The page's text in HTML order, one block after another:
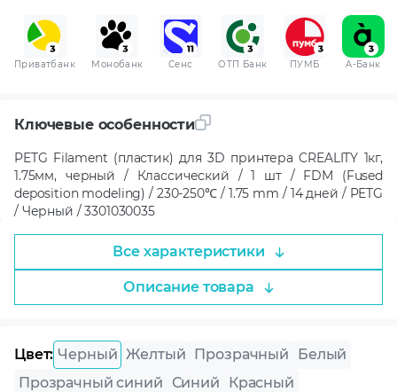
Приватбанк Монобанк Сенс ОТП Банк ПУМБ A-Банк
Ключевые особенности
PETG Filament (пластик) для 3D принтера CREALITY 1кг,
1.75мм, черный / Классический / 1 шт / FDM (Fused
deposition modeling) / 230-250℃ / 1.75 mm / 14 дней / PETG
/ Черный / 3301030035
Все характеристики
Описание товара
Цвет: Черный Желтый Прозрачный
Белый
Прозрачный синий
Синий Красный